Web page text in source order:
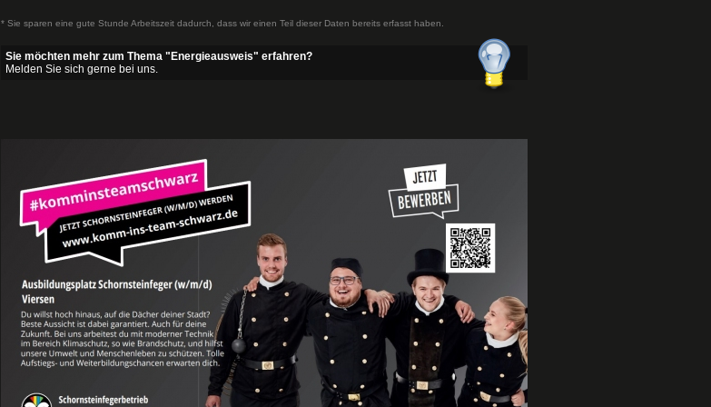
* Sie sparen eine gute Stunde Arbeitszeit dadurch, dass wir einen Teil dieser Daten bereits erfasst haben.
Sie möchten mehr zum Thema "Energieausweis" erfahren?
Melden Sie sich gerne bei uns.